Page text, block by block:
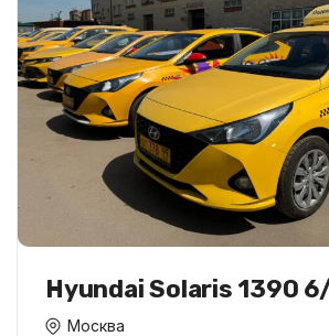
Hyundai Solaris 1390
аренду
Москва